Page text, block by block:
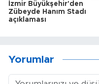
İzmir Büyükşehir'den
Zübeyde Hanım Stadı
açıklaması
Yorumlar